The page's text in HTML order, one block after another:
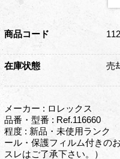
商品コード
在庫状態 売
メーカー : ロレックス
品番・型番 : Ref.116660
程度 : 新品・未使用ラン
ール・保護フィルム付きの
スレはご了承下さい。）